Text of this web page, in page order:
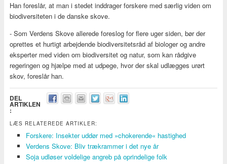
Han foreslår, at man i stedet inddrager forskere med særlig viden om
biodiversiteten i de danske skove.
- Som Verdens Skove allerede foreslog for flere uger siden, bør der
oprettes et hurtigt arbejdende biodiversitetsråd af biologer og andre
eksperter med viden om biodiversitet og natur, som kan rådgive
regeringen og hjælpe med at udpege, hvor der skal udlægges urørt
skov, foreslår han.
DEL
ARTIKLEN
:
LÆS RELATEREDE ARTIKLER:
Forskere: Insekter uddør med »chokerende« hastighed
Verdens Skove: Bliv trækrammer i det nye år
Soja udløser voldelige angreb på oprindelige folk